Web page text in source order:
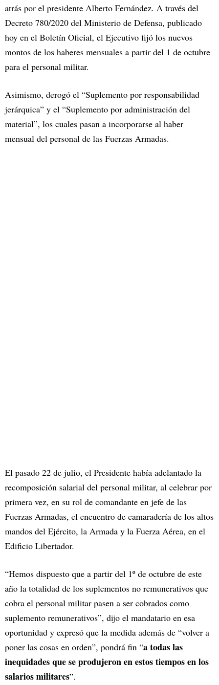
atrás por el presidente Alberto Fernández. A través del
Decreto 780/2020 del Ministerio de Defensa, publicado
hoy en el Boletín Oficial, el Ejecutivo fijó los nuevos
montos de los haberes mensuales a partir del 1 de octubre
para el personal militar.
Asimismo, derogó el “Suplemento por responsabilidad
jerárquica” y el “Suplemento por administración del
material”, los cuales pasan a incorporarse al haber
mensual del personal de las Fuerzas Armadas.
El pasado 22 de julio, el Presidente había adelantado la
recomposición salarial del personal militar, al celebrar por
primera vez, en su rol de comandante en jefe de las
Fuerzas Armadas, el encuentro de camaradería de los altos
mandos del Ejército, la Armada y la Fuerza Aérea, en el
Edificio Libertador.
“Hemos dispuesto que a partir del 1º de octubre de este
año la totalidad de los suplementos no remunerativos que
cobra el personal militar pasen a ser cobrados como
suplemento remunerativos”, dijo el mandatario en esa
oportunidad y expresó que la medida además de “volver a
poner las cosas en orden”, pondrá fin “a todas las
inequidades que se produjeron en estos tiempos en los
salarios militares”.